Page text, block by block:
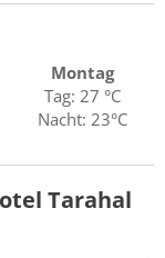
Montag
Tag: 27 °C
Nacht: 23°C
Tarahal